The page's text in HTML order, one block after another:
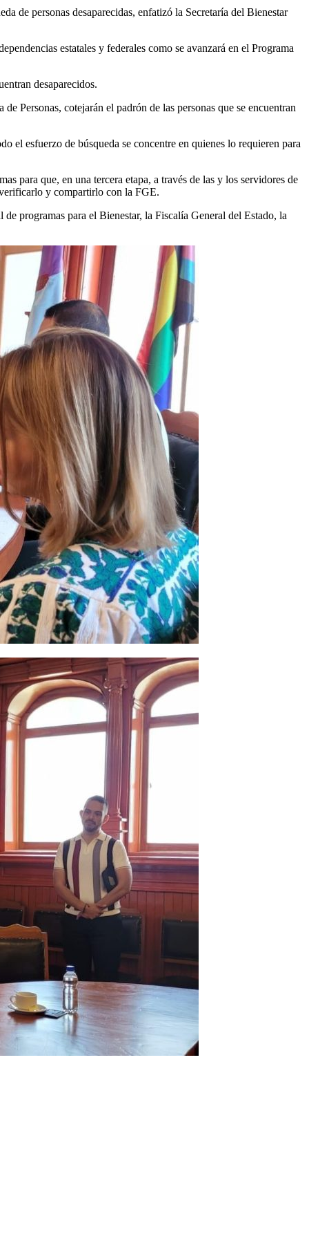
de personas desaparecidas, enfatizó la Secretaría del Bienestar
estatales y federales como se avanzará en el Programa
desaparecidos.
Personas, cotejarán el padrón de las personas que se encuentran
el esfuerzo de búsqueda se concentre en quienes lo requieren para
para que, en una tercera etapa, a través de las y los servidores de
y compartirlo con la FGE.
programas para el Bienestar, la Fiscalía General del Estado, la